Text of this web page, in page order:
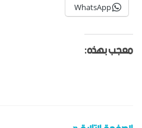
WhatsApp
معجب بهذه: